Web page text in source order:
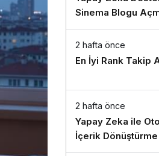
Sinema Blogu
2 hafta önce
En İyi Rank Takip
2 hafta önce
Yapay Zeka ile
İçerik
Yazım Rehberi